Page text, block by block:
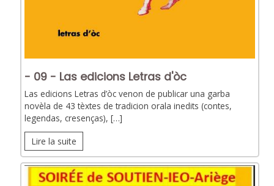
- 09 - Las edicions Letras d'òc
Las edicions Letras d’òc venon de publicar una garba
novèla de 43 tèxtes de tradicion orala inedits (contes,
legendas, cresenças), […]
Lire la suite